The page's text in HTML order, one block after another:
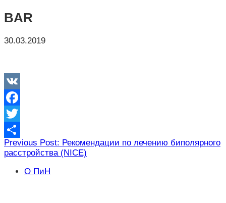
BAR
30.03.2019
VK
Facebook
Twitter
Отправить
Навигация
по
записям
Previous Post: Рекомендации по лечению биполярного
расстройства (NICE)
О ПиН